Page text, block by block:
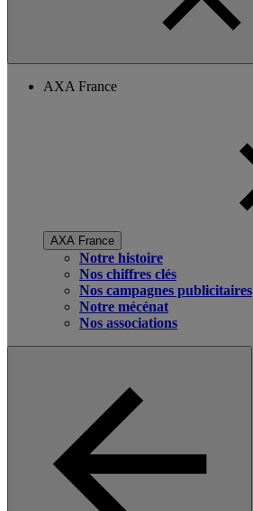
AXA France
AXA France
Notre histoire
Nos chiffres clés
Nos campagnes publicitaires
Notre mécénat
Nos associations